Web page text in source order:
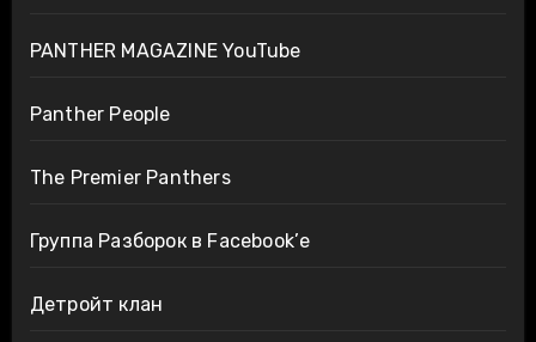
PANTHER MAGAZINE YouTube
Panther People
The Premier Panthers
Группа Разборок в Facebook’е
Детройт клан